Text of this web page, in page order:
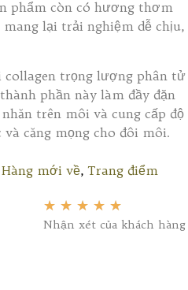
phẩm còn có hương thơm
lại trải nghiệm dễ chịu,
trọng lượng phân tử
phần này làm đầy đặn
trên môi và cung cấp độ
căng mọng cho đôi môi.
Hàng mới về, Trang điểm
★ ★ ★ ★ ★
Nhận xét của khách hàng